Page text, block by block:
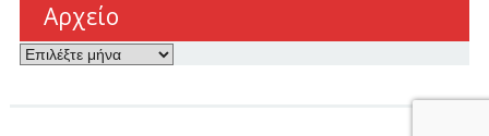
Αρχείο
Αρχείο